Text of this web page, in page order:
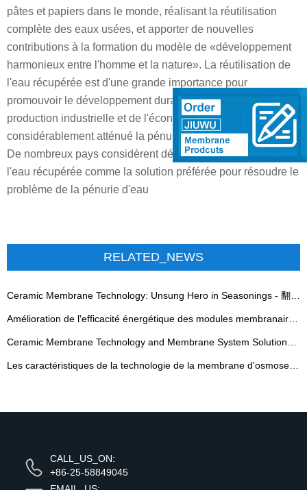
pâtes et papiers dans le monde, réalisant la réutilisation
complète des eaux usées, et apporter de nouvelles
contributions à la formation du modèle de «développement
harmonieux entre l'homme et la nature». La réutilisation de
l'eau récupérée est d'une grande importance pour
promouvoir le développement durable de l'agriculture, de la
production industrielle et de l'économie nationale, et a
considérablement atténué la pénurie de ressources en eau.
De nombreux pays considèrent désormais la réutilisation de
l'eau récupérée comme la solution préférée pour résoudre le
problème de la pénurie d'eau
RELATED_NEWS
CALL_US_ON:
+86-25-58849045